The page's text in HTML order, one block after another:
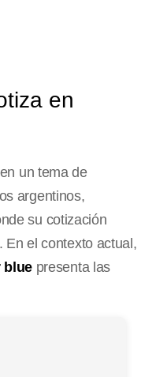
en
un tema de
argentinos,
su cotización
En el contexto actual,
bluepresenta las